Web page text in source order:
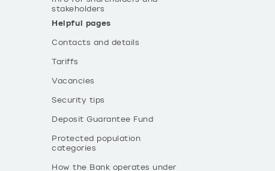
stakeholders
Helpful pages
Contacts and details
Tariffs
Vacancies
Security tips
Deposit Guarantee Fund
Protected population
categories
How the Bank operates under